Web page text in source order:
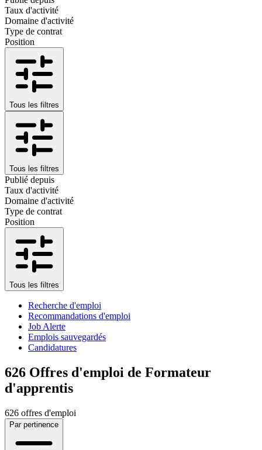
Taux d'activité
Domaine d'activité
Type de contrat
Position
Tous les filtres
Tous les filtres
Publié depuis
Taux d'activité
Domaine d'activité
Type de contrat
Position
Tous les filtres
Recherche d'emploi
Recommandations d'emploi
Job Alerte
Emplois sauvegardés
Candidatures
626 Offres d'emploi de Formateur
d'apprentis
626 offres d'emploi
Par pertinence